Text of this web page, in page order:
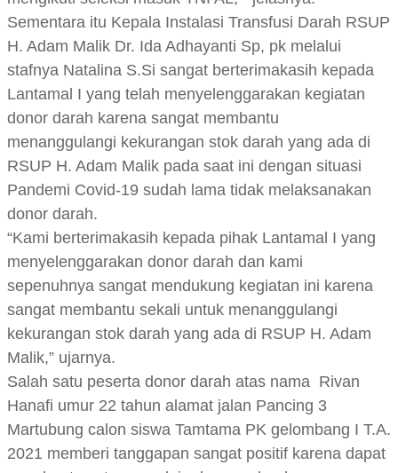
Sementara itu Kepala Instalasi Transfusi Darah RSUP
H. Adam Malik Dr. Ida Adhayanti Sp, pk melalui
stafnya Natalina S.Si sangat berterimakasih kepada
Lantamal I yang telah menyelenggarakan kegiatan
donor darah karena sangat membantu
menanggulangi kekurangan stok darah yang ada di
RSUP H. Adam Malik pada saat ini dengan situasi
Pandemi Covid-19 sudah lama tidak melaksanakan
donor darah.
“Kami berterimakasih kepada pihak Lantamal I yang
menyelenggarakan donor darah dan kami
sepenuhnya sangat mendukung kegiatan ini karena
sangat membantu sekali untuk menanggulangi
kekurangan stok darah yang ada di RSUP H. Adam
Malik,” ujarnya.
Salah satu peserta donor darah atas nama Rivan
Hanafi umur 22 tahun alamat jalan Pancing 3
Martubung calon siswa Tamtama PK gelombang I T.A.
2021 memberi tanggapan sangat positif karena dapat